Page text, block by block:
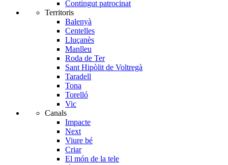
Contingut patrocinat
Territoris
Balenyà
Centelles
Lluçanès
Manlleu
Roda de Ter
Sant Hipòlit de Voltregà
Taradell
Tona
Torelló
Vic
Canals
Impacte
Next
Viure bé
Criar
El món de la tele